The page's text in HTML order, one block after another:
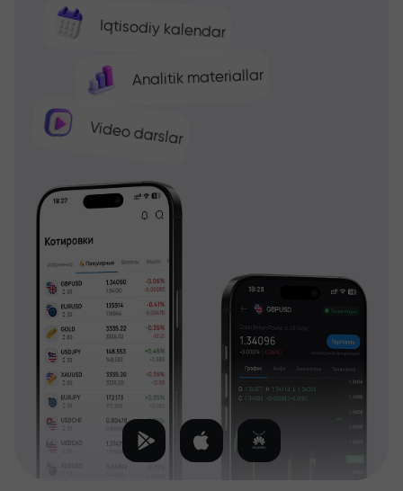
Iqtisodiy kalendar
Analitik materiallar
Video darslar